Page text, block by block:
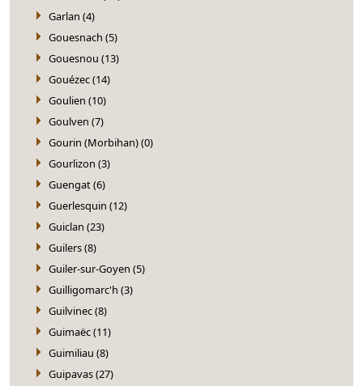
Garlan (4)
Gouesnach (5)
Gouesnou (13)
Gouézec (14)
Goulien (10)
Goulven (7)
Gourin (Morbihan) (0)
Gourlizon (3)
Guengat (6)
Guerlesquin (12)
Guiclan (23)
Guilers (8)
Guiler-sur-Goyen (5)
Guilligomarc'h (3)
Guilvinec (8)
Guimaëc (11)
Guimiliau (8)
Guipavas (27)